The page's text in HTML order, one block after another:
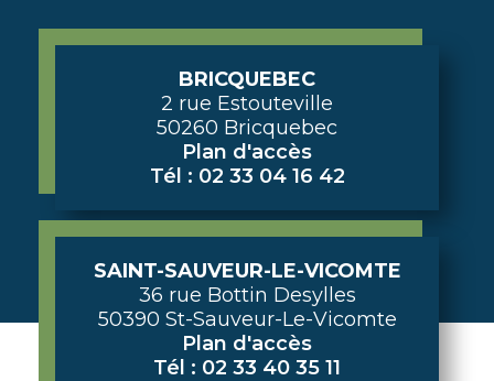
BRICQUEBEC
2 rue Estouteville
50260 Bricquebec
Plan d'accès
Tél : 02 33 04 16 42
SAINT-SAUVEUR-LE-VICOMTE
36 rue Bottin Desylles
50390 St-Sauveur-Le-Vicomte
Plan d'accès
Tél : 02 33 40 35 11